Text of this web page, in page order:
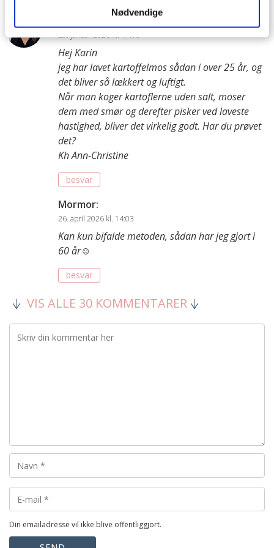
Nødvendige
Ann-Christine
29. januar 2026 kl. 17:10
Hej Karin
jeg har lavet kartoffelmos sådan i over 25 år, og
det bliver så lækkert og luftigt.
Når man koger kartoflerne uden salt, moser
dem med smør og derefter pisker ved laveste
hastighed, bliver det virkelig godt. Har du prøvet
det?
Kh Ann-Christine
besvar
Mormor:
26. april 2026 kl. 14:03
Kan kun bifalde metoden, sådan har jeg gjort i
60 år☺️
besvar
VIS ALLE 30 KOMMENTARER
Din emailadresse vil ikke blive offentliggjort.